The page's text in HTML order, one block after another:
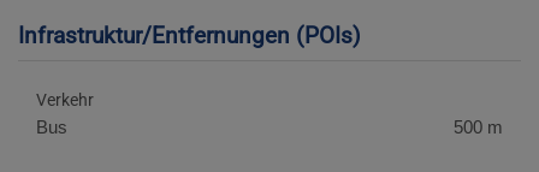
Infrastruktur/Entfernungen (POIs)
Verkehr
Bus 500 m